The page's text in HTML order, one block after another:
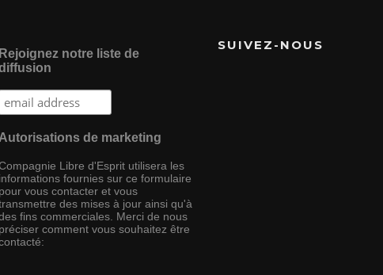
Rejoignez notre liste de
Autorisations de marketing
Libre d'Esprit utilisera les
informations fournies sur ce formulaire
pour vous contacter et vous
des mises à jour ainsi qu'à
fins commerciales. Merci de nous
préciser comment vous souhaitez être
SUIVEZ-NOUS